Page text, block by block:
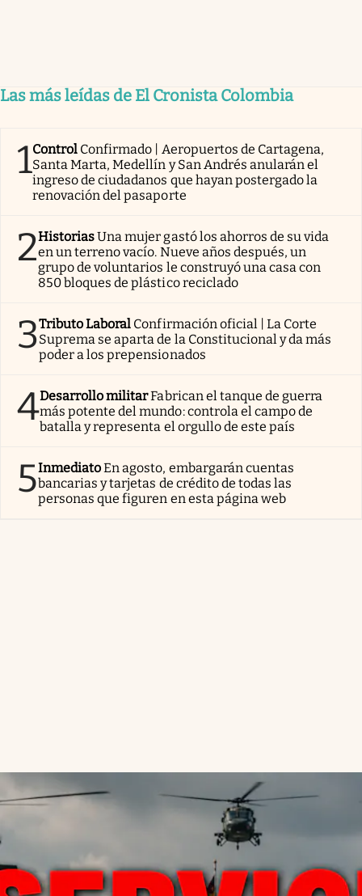
Las más leídas de El Cronista Colombia
1Control Confirmado | Aeropuertos de Cartagena,
Santa Marta, Medellín y San Andrés anularán el
ingreso de ciudadanos que hayan postergado la
renovación del pasaporte
2HistoriasUna mujer gastó los ahorros de su vida
en un terreno vacío. Nueve años después, un
grupo de voluntarios le construyó una casa con
850 bloques de plástico reciclado
3Tributo Laboral Confirmación oficial | La Corte
Suprema se aparta de la Constitucional y da más
poder a los prepensionados
4Desarrollo militarFabrican el tanque de guerra
más potente del mundo: controla el campo de
batalla y representa el orgullo de este país
5InmediatoEn agosto, embargarán cuentas
bancarias y tarjetas de crédito de todas las
personas que figuren en esta página web